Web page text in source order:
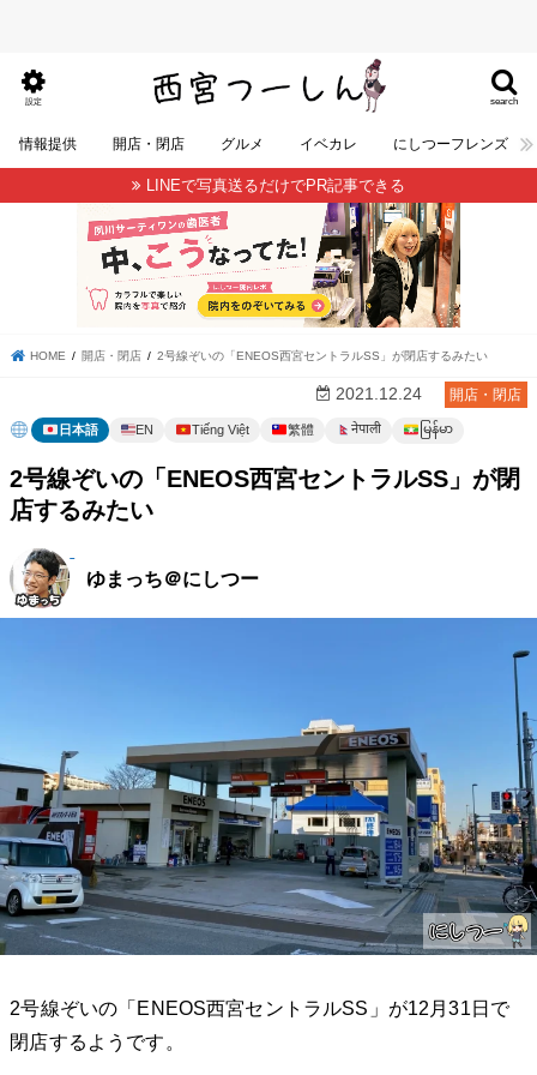
search
設定
情報提供 開店・閉店 グルメ イベカレ にしつーフレンズ
LINEで写真送るだけでPR記事できる
HOME 開店・閉店 2号線ぞいの「ENEOS西宮セントラルSS」が閉店するみたい
開店・閉店
2021.12.24
日本語 EN Tiếng Việt 繁體 नेपाली မြန်မာ
2号線ぞいの「ENEOS西宮セントラルSS」が閉
店するみたい
ゆまっち＠にしつー
2号線ぞいの「ENEOS西宮セントラルSS」が12月31日で
閉店するようです。